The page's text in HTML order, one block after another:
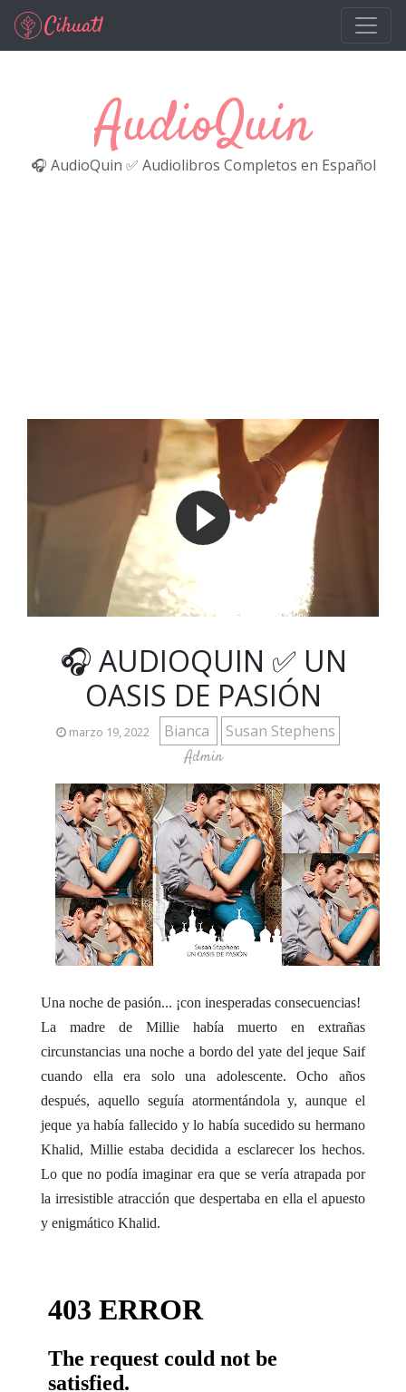
Ir al contenido principal
AudioQuin
🎧 AudioQuin ✅ Audiolibros Completos en Español
🎧 AUDIOQUIN ✅ UN
OASIS DE PASIÓN
marzo 19, 2022 Bianca Susan Stephens
Admin
Una noche de pasión... ¡con inesperadas consecuencias!
La madre de Millie había muerto en extrañas
circunstancias una noche a bordo del yate del jeque Saif
cuando ella era solo una adolescente. Ocho años
después, aquello seguía atormentándola y, aunque el
jeque ya había fallecido y lo había sucedido su hermano
Khalid, Millie estaba decidida a esclarecer los hechos.
Lo que no podía imaginar era que se vería atrapada por
la irresistible atracción que despertaba en ella el apuesto
y enigmático Khalid.